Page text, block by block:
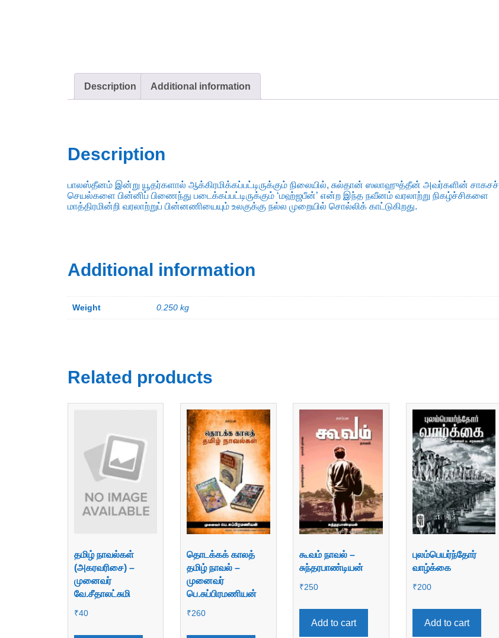
Description Additional information
Description
பாலஸ்தீனம் இன்று யூதர்களால் ஆக்கிரமிக்கப்பட்டிருக்கும் நிலையில், சுல்தான் ஸலாஹுத்தீன் அவர்களின் சாகசச்
செயல்களை பின்னிப் பிணைந்து படைக்கப்பட்டிருக்கும் ‘மஹ்ஜபீன்’ என்ற இந்த நவீனம் வரலாற்று நிகழ்ச்சிகளை
மாத்திரமின்றி வரலாற்றுப் பின்னணியையும் உலகுக்கு நல்ல முறையில் சொல்லிக் காட்டுகிறது.
Additional information
Weight 0.250 kg
Related products
தமிழ் நாவல்கள்
(அகரவரிசை) –
முனைவர்
வே.சீதாலட்சுமி
₹40
தொடக்கக் காலத்
தமிழ் நாவல் –
முனைவர்
பெ.சுப்பிரமணியன்
₹260
கூவம் நாவல் –
சுந்தரபாண்டியன்
₹250
Add to cart
புலம்பெயர்ந்தோர்
வாழ்க்கை
₹200
Add to cart